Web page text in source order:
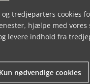
tredjeparters cookies
hjælpe med vores
levere indhold fra
Kun nødvendige cookies